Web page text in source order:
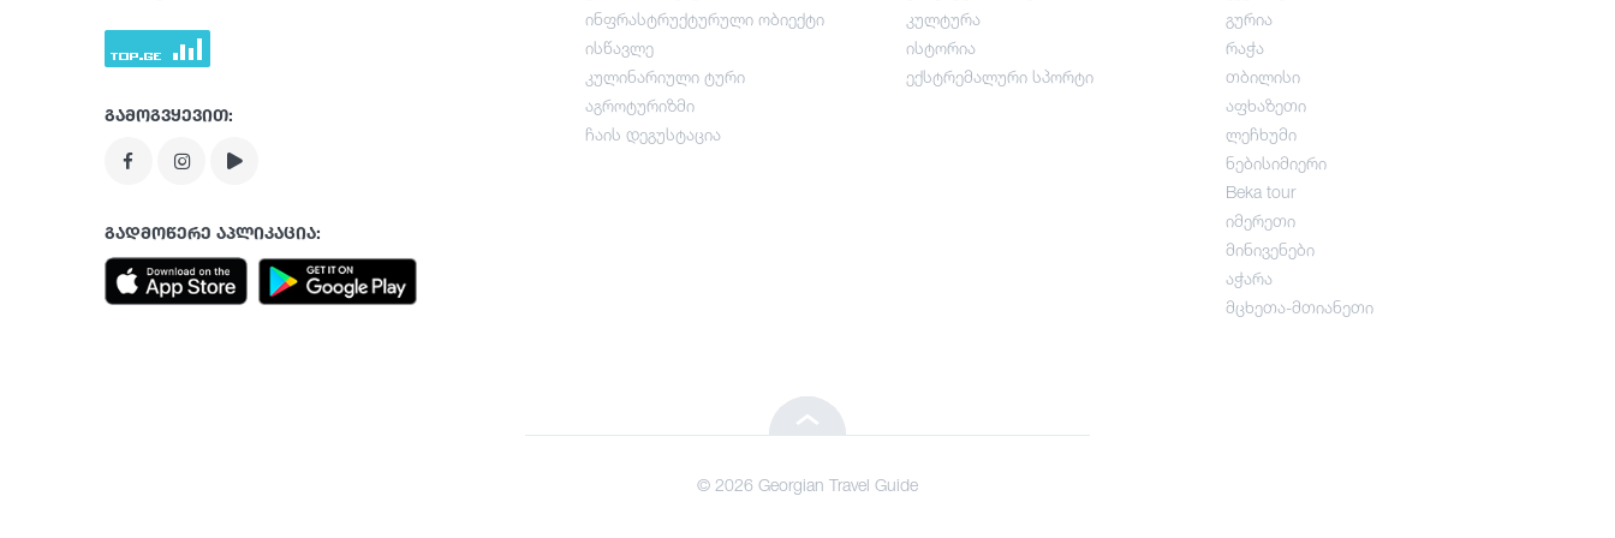
გართობა / ვაჭრობა
ჩაის დეგუსტაცია
ინფრასტრუქტურული ობიექტი
ისწავლე
კულინარიული ტური
აგროტურიზმი
ჩაის დეგუსტაცია
კულტურა
ისტორია
ექსტრემალური სპორტი
გურია
რაჭა
თბილისი
აფხაზეთი
ლეჩხუმი
ნებისიმიერი
Beka tour
იმერეთი
მინივენები
აჭარა
მცხეთა-მთიანეთი
გამოგვყევით:
გადმოწერე აპლიკაცია:
© 2026 Georgian Travel Guide